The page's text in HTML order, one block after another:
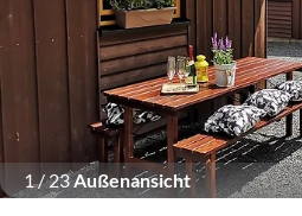
1/23Außenansicht